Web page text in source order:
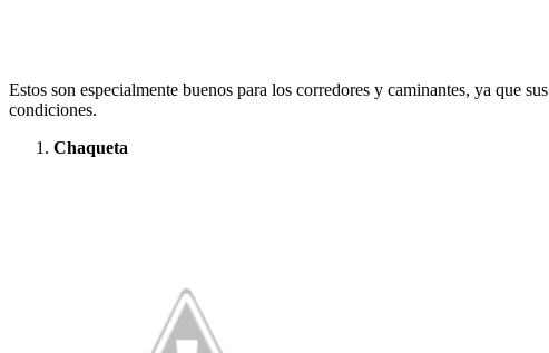
Estos son especialmente buenos para los corredores y caminantes, ya que
condiciones.
Chaqueta